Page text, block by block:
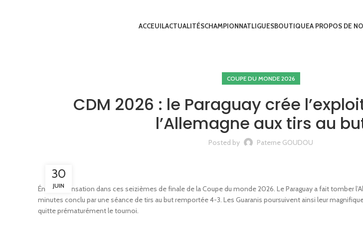
ACCEUILACTUALITÉSCHAMPIONNATLIGUESBOUTIQUEA PROPOS DE
COUPE DU MONDE 2026
CDM 2026 : le Paraguay crée
l’Allemagne aux tirs au
Posted by Paterne GOUDOU
30
JUIN
Énorme sensation dans ces seizièmes de finale de la Coupe du monde 2026. Le Paraguay a fait tomber
minutes conclu par une séance de tirs au but remportée 4-3. Les Guaranis poursuivent ainsi leur
quitte prématurément le tournoi.